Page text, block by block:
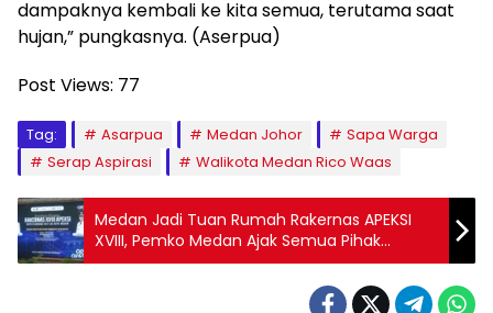
dampaknya kembali ke kita semua, terutama saat
hujan,” pungkasnya. (Aserpua)
Post Views: 77
Tag: Asarpua Medan Johor
Sapa Warga
Serap Aspirasi
Walikota Medan Rico Waas
Medan Jadi Tuan Rumah Rakernas APEKSI
XVIII, Pemko Medan Ajak Semua Pihak
Bersinergi Sukseskan Acara